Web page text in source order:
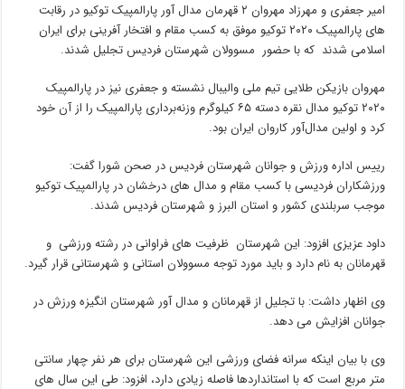
امیر جعفری و مهرزاد مهروان ۲ قهرمان مدال آور پارالمپیک توکیو در رقابت
های پارالمپیک ۲۰۲۰ توکیو موفق به کسب مقام و افتخار آفرینی برای ایران
اسلامی شدند که با حضور مسوولان شهرستان فردیس تجلیل شدند.
مهروان بازیکن طلایی تیم ملی والیبال نشسته و جعفری نیز در پارالمپیک
۲۰۲۰ توکیو مدال نقره دسته ۶۵ کیلوگرم وزنه‌برداری پارالمپیک را از آن خود
کرد و اولین مدال‌آور کاروان ایران بود.
رییس اداره ورزش و جوانان شهرستان فردیس در صحن شورا گفت:
ورزشکاران فردیسی با کسب مقام و مدال های درخشان در پارالمپیک توکیو
موجب سربلندی کشور و استان البرز و شهرستان فردیس شدند.
داود عزیزی افزود: این شهرستان ظرفیت های فراوانی در رشته ورزشی و
قهرمانان به نام دارد و باید مورد توجه مسوولان استانی و شهرستانی قرار گیرد.
وی اظهار داشت: با تجلیل از قهرمانان و مدال آور شهرستان انگیزه ورزش در
جوانان افزایش می دهد.
وی با بیان اینکه سرانه فضای ورزشی این شهرستان برای هر نفر چهار سانتی
متر مربع است که با استانداردها فاصله زیادی دارد، افزود: طی این سال های